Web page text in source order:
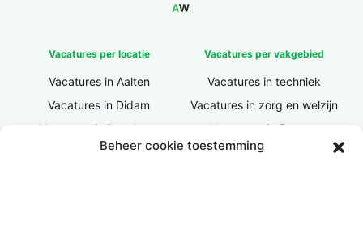
Beheer cookie toestemming
Vacatures per locatie
Vacatures in Aalten
Vacatures in Didam
Vacatures in Doesburg
Vacatures in Doetinchem
Vacatures per vakgebied
Vacatures in techniek
Vacatures in zorg en welzijn
Vacatures in finance
Vacatures in ICT / IT